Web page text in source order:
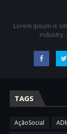
Lorem Ipsum is
industry.
TAGS
AçãoSocial